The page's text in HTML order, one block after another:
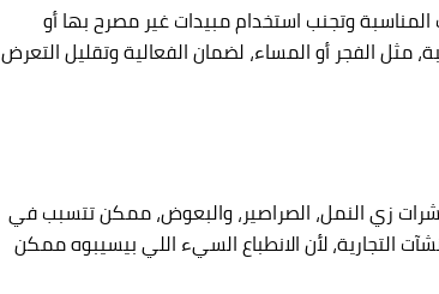
وتجنب استخدام مبيدات غير مصرح بها أو
مثل الفجر أو المساء، لضمان الفعالية وتقليل التعرض
زي النمل، الصراصير، والبعوض، ممكن تتسبب في
التجارية، لأن الانطباع السيء اللي بيسيبوه ممكن